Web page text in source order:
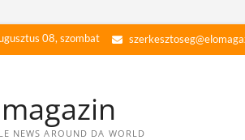
08, szombat
NEWS AROUND DA WORLD